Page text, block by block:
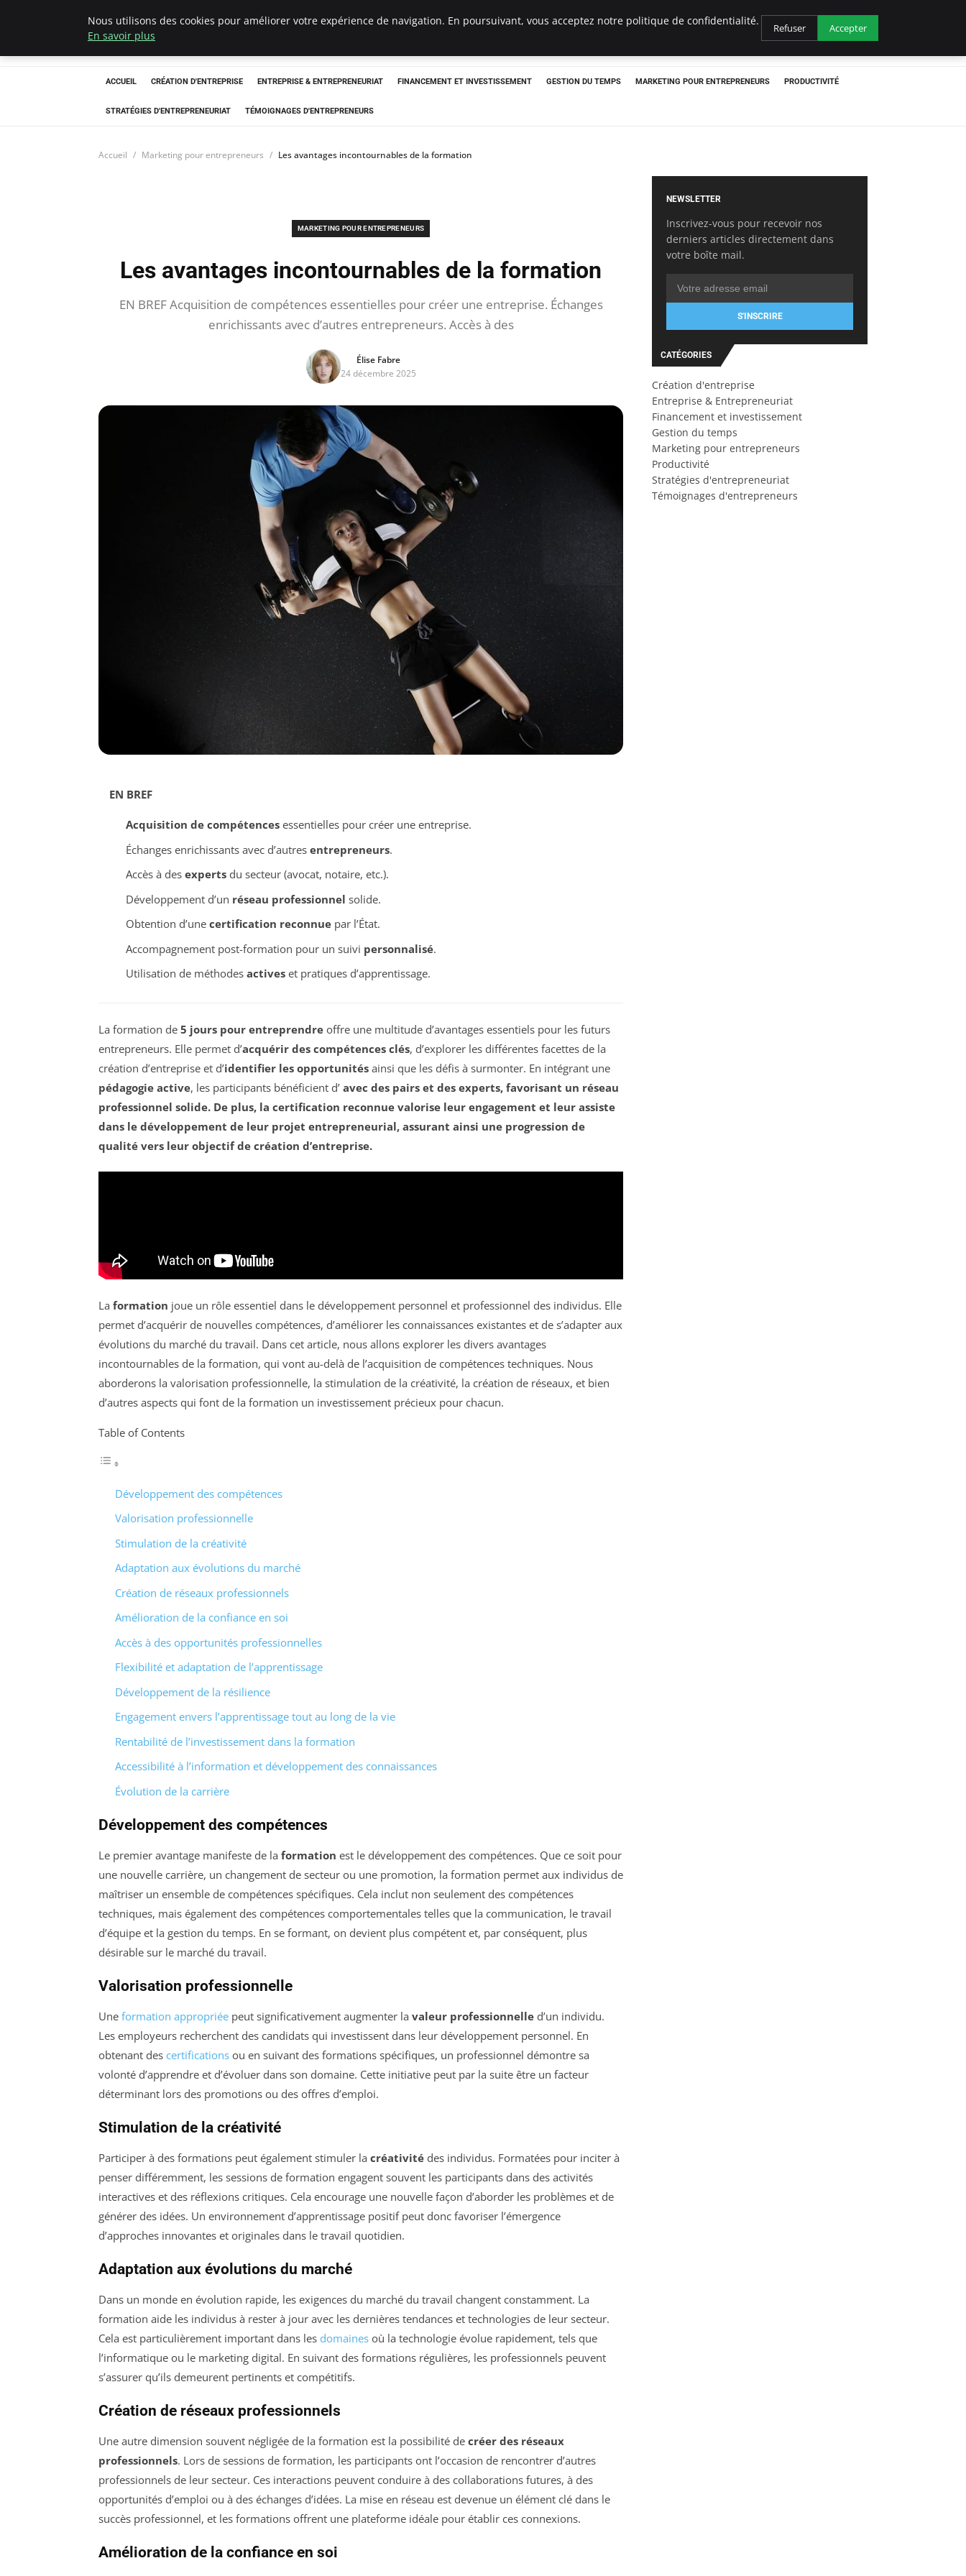
LECFCM
ACCUEIL CRÉATION D'ENTREPRISE ENTREPRISE & ENTREPRENEURIAT FINANCEMENT ET INVESTISSEMENT GESTION DU TEMPS MARKETING POUR ENTREPRENEURS PRODUCTIVITÉ
STRATÉGIES D'ENTREPRENEURIAT TÉMOIGNAGES D'ENTREPRENEURS
Accueil Marketing pour entrepreneurs Les avantages incontournables de la formation
MARKETING POUR ENTREPRENEURS
Les avantages incontournables de la formation
EN BREF Acquisition de compétences essentielles pour créer une entreprise. Échanges
enrichissants avec d’autres entrepreneurs. Accès à des
Élise Fabre
24 décembre 2025
EN BREF
Acquisition de compétencesessentielles pour créer une entreprise.
Échanges enrichissants avec d’autres entrepreneurs.
Accès à des expertsdu secteur (avocat, notaire, etc.).
Développement d’un réseau professionnel solide.
Obtention d’une certification reconnuepar l’État.
Accompagnement post-formation pour un suivi personnalisé.
Utilisation de méthodes activeset pratiques d’apprentissage.
La formation de 5 jours pour entreprendre offre une multitude d’avantages essentiels pour les futurs
entrepreneurs. Elle permet d’acquérir des compétences clés, d’explorer les différentes facettes de la
création d’entreprise et d’identifier les opportunités ainsi que les défis à surmonter. En intégrant une
pédagogie active, les participants bénéficient d’ avec des pairs et des experts, favorisant un réseau
professionnel solide. De plus, la certification reconnue valorise leur engagement et leur assiste
dans le développement de leur projet entrepreneurial, assurant ainsi une progression de
qualité vers leur objectif de création d’entreprise.
La formation joue un rôle essentiel dans le développement personnel et professionnel des individus. Elle
permet d’acquérir de nouvelles compétences, d’améliorer les connaissances existantes et de s’adapter aux
évolutions du marché du travail. Dans cet article, nous allons explorer les divers avantages
incontournables de la formation, qui vont au-delà de l’acquisition de compétences techniques. Nous
aborderons la valorisation professionnelle, la stimulation de la créativité, la création de réseaux, et bien
d’autres aspects qui font de la formation un investissement précieux pour chacun.
Table of Contents
Développement des compétences
Valorisation professionnelle
Stimulation de la créativité
Adaptation aux évolutions du marché
Création de réseaux professionnels
Amélioration de la confiance en soi
Accès à des opportunités professionnelles
Flexibilité et adaptation de l’apprentissage
Développement de la résilience
Engagement envers l’apprentissage tout au long de la vie
Rentabilité de l’investissement dans la formation
Accessibilité à l’information et développement des connaissances
Évolution de la carrière
Développement des compétences
Le premier avantage manifeste de la formation est le développement des compétences. Que ce soit pour
une nouvelle carrière, un changement de secteur ou une promotion, la formation permet aux individus de
maîtriser un ensemble de compétences spécifiques. Cela inclut non seulement des compétences
techniques, mais également des compétences comportementales telles que la communication, le travail
d’équipe et la gestion du temps. En se formant, on devient plus compétent et, par conséquent, plus
désirable sur le marché du travail.
Valorisation professionnelle
Une formation appropriée peut significativement augmenter la valeur professionnelle d’un individu.
Les employeurs recherchent des candidats qui investissent dans leur développement personnel. En
obtenant des certifications ou en suivant des formations spécifiques, un professionnel démontre sa
volonté d’apprendre et d’évoluer dans son domaine. Cette initiative peut par la suite être un facteur
déterminant lors des promotions ou des offres d’emploi.
Stimulation de la créativité
Participer à des formations peut également stimuler la créativité des individus. Formatées pour inciter à
penser différemment, les sessions de formation engagent souvent les participants dans des activités
interactives et des réflexions critiques. Cela encourage une nouvelle façon d’aborder les problèmes et de
générer des idées. Un environnement d’apprentissage positif peut donc favoriser l’émergence
d’approches innovantes et originales dans le travail quotidien.
Adaptation aux évolutions du marché
Dans un monde en évolution rapide, les exigences du marché du travail changent constamment. La
formation aide les individus à rester à jour avec les dernières tendances et technologies de leur secteur.
Cela est particulièrement important dans les domaines où la technologie évolue rapidement, tels que
l’informatique ou le marketing digital. En suivant des formations régulières, les professionnels peuvent
s’assurer qu’ils demeurent pertinents et compétitifs.
Création de réseaux professionnels
Une autre dimension souvent négligée de la formation est la possibilité de créer des réseaux
professionnels. Lors de sessions de formation, les participants ont l’occasion de rencontrer d’autres
professionnels de leur secteur. Ces interactions peuvent conduire à des collaborations futures, à des
opportunités d’emploi ou à des échanges d’idées. La mise en réseau est devenue un élément clé dans le
succès professionnel, et les formations offrent une plateforme idéale pour établir ces connexions.
Amélioration de la confiance en soi
NEWSLETTER
Inscrivez-vous pour recevoir nos
derniers articles directement dans
votre boîte mail.
S'INSCRIRE
CATÉGORIES
Création d'entreprise
Entreprise & Entrepreneuriat
Financement et investissement
Gestion du temps
Marketing pour entrepreneurs
Productivité
Stratégies d'entrepreneuriat
Témoignages d'entrepreneurs
Nous utilisons des cookies pour améliorer votre expérience de navigation. En poursuivant, vous acceptez notre politique de confidentialité.
En savoir plus
Refuser Accepter